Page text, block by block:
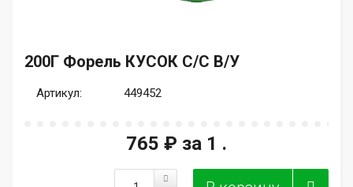
200Г Форель КУСОК С/С В/У
Артикул: 449452
765 ₽ за 1 .